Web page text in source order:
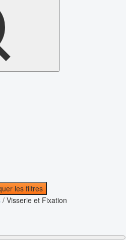
les filtres
/ Visserie et Fixation